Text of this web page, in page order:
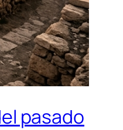
pasado